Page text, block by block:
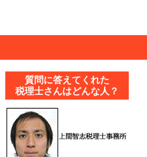
質問に答えてくれた
税理士さんはどんな人？